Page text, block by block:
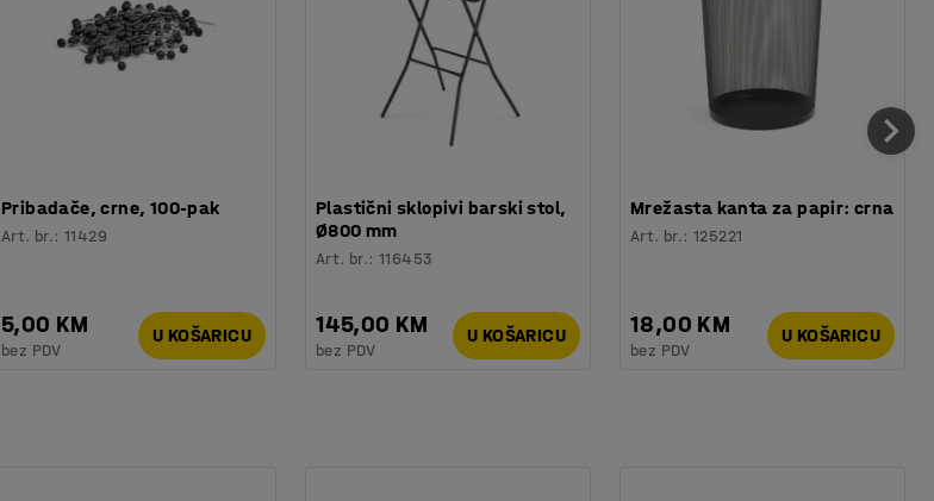
Pribadače, crne, 100-pak
Art. br.:11429
5,00 KM
bez PDV
U KOŠARICU
Plastični sklopivi barski stol,
Ø800 mm
Art. br.:116453
145,00 KM
bez PDV
U KOŠARICU
Mrežasta kanta za papir: crna
Art. br.:125221
18,00 KM
bez PDV
U KOŠARICU